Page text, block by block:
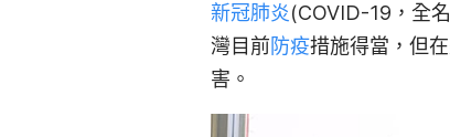
新冠肺炎(COVID-19，全名
灣目前防疫措施得當，但
害。